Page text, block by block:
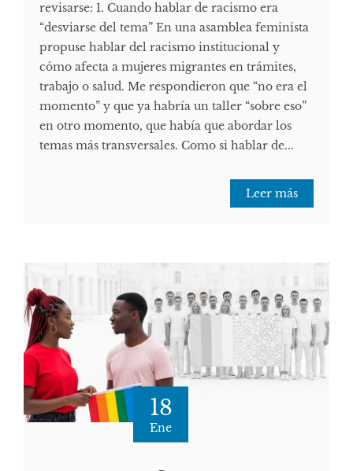
revisarse: 1. Cuando hablar de racismo era
“desviarse del tema” En una asamblea feminista
propuse hablar del racismo institucional y
cómo afecta a mujeres migrantes en trámites,
trabajo o salud. Me respondieron que “no era el
momento” y que ya habría un taller “sobre eso”
en otro momento, que había que abordar los
temas más transversales. Como si hablar de...
Leer más
18
Ene